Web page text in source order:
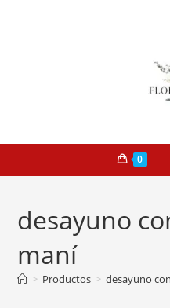
0
desayuno
maní
> Productos > desayuno